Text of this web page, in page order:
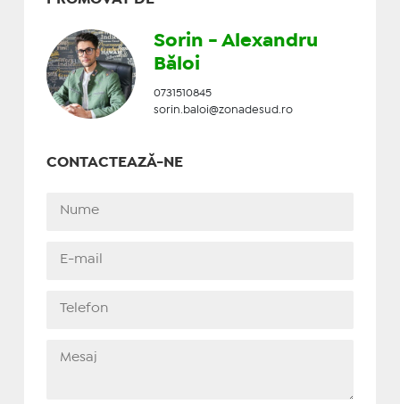
Sorin - Alexandru
Băloi
0731510845
sorin.baloi@zonadesud.ro
CONTACTEAZĂ-NE